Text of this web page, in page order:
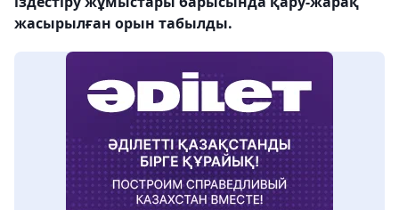
жасырылған орын табылды.